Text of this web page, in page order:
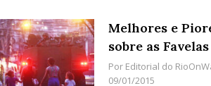
Especial do IPCC Sobre Cidades
[ 28/07/2026 ]
#OLHONAMÍDIA
Melhores e
sobre as
Por Editorial do
09/01/2015